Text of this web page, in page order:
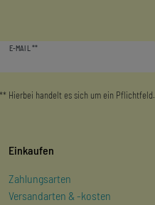
E-MAIL **
** Hierbei handelt es sich um ein Pflichtfeld.
Einkaufen
Zahlungsarten
Versandarten & -kosten